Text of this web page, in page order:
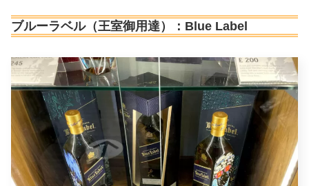
ブルーラベル（王室御用達）：Blue Label